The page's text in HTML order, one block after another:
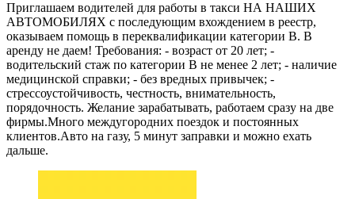
Приглашаем водителей для работы в такcи НА НАШИХ
АВТОМОБИЛЯХ с последующим вхождением в реестр,
оказываем помощь в переквалификации категории В. В
аренду не даем! Требования: - возраст от 20 лет; -
водительский стаж по категории В не менее 2 лет; - наличие
медицинской справки; - без вредных привычек; -
стрессоустойчивость, честность, внимательность,
порядочность. Желание зарабатывать, работаем сразу на две
фирмы.Много междугородних поездок и постоянных
клиентов.Авто на газу, 5 минут заправки и можно ехать
дальше.